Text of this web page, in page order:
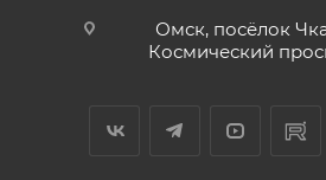
Омск, посёлок
Космический